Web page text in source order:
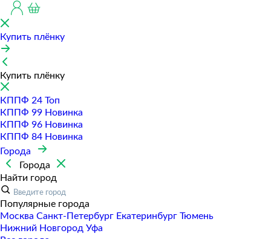
Купить плёнку
Купить плёнку
КППФ 24 Топ
КППФ 99 Новинка
КППФ 96 Новинка
КППФ 84 Новинка
Города
Города
Найти город
Популярные города
Москва Санкт-Петербур Екатеринбур Тюмень
Нижний Новгород Уфа